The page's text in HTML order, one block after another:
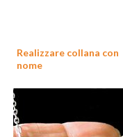
Realizzare collana con
nome